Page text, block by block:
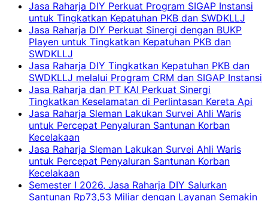
Jasa Raharja DIY Perkuat Program SIGAP Instansi
untuk Tingkatkan Kepatuhan PKB dan SWDKLLJ
Jasa Raharja DIY Perkuat Sinergi dengan BUKP
Playen untuk Tingkatkan Kepatuhan PKB dan
SWDKLLJ
Jasa Raharja DIY Tingkatkan Kepatuhan PKB dan
SWDKLLJ melalui Program CRM dan SIGAP Instansi
Jasa Raharja dan PT KAI Perkuat Sinergi
Tingkatkan Keselamatan di Perlintasan Kereta Api
Jasa Raharja Sleman Lakukan Survei Ahli Waris
untuk Percepat Penyaluran Santunan Korban
Kecelakaan
Jasa Raharja Sleman Lakukan Survei Ahli Waris
untuk Percepat Penyaluran Santunan Korban
Kecelakaan
Semester I 2026, Jasa Raharja DIY Salurkan
Santunan Rp73,53 Miliar dengan Layanan Semakin